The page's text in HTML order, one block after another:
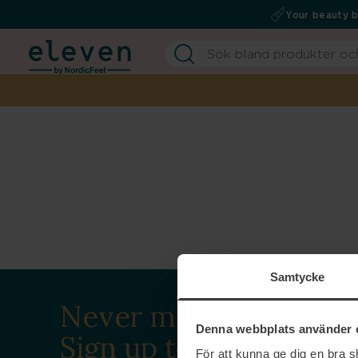
Samtycke
Denna webbplats använder
För att kunna ge dig en bra
Your beauty
Never miss a beat.
Sign up to our